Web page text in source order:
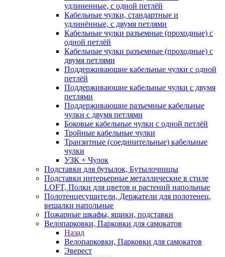
удлиненные, с одной петлёй
Кабельные чулки, стандартные и
удлинённые, с двумя петлями
Кабельные чулки разъемные (проходные) с
одной петлёй
Кабельные чулки разъемные (проходные) с
двумя петлями
Поддерживающие кабельные чулки с одной
петлёй
Поддерживающие кабельные чулки с двумя
петлями
Поддерживающие разъемные кабельные
чулки с двумя петлями
Боковые кабельные чулки с одной петлёй
Тройные кабельные чулки
Транзитные (соединительные) кабельные
чулки
УЗК + Чулок
Подставки для бутылок, Бутылочницы
Подставки интерьерные металлические в стиле
LOFT, Полки для цветов и растений напольные
Полотенцесушители, Держатели для полотенец,
вешалки напольные
Пожарные шкафы, ящики, подставки
Велопарковки, Парковки для самокатов
Назад
Велопарковки, Парковки для самокатов
Эверест